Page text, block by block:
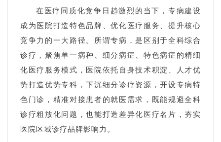
在医疗同质化竞争日趋激烈的当下，专病建设
成为医院打造特色品牌、优化医疗服务、提升核心
竞争力的一大路径。所谓专病，是区别于全科综合
诊疗，聚焦单一病种、细分病症、特色病症的精细
化医疗服务模式，医院依托自身技术积淀、人才优
势打造优势专科，下沉细分诊疗资源，开设专病特
色门诊，精准对接患者的就医需求，既能规避全科
诊疗粗放化问题，也能打造差异化医疗名片，夯实
医院区域诊疗品牌影响力。